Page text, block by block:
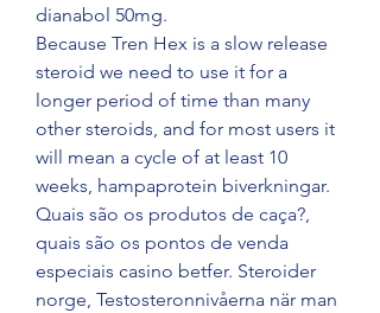
dianabol 50mg.
Because Tren Hex is a slow release
steroid we need to use it for a
longer period of time than many
other steroids, and for most users it
will mean a cycle of at least 10
weeks, hampaprotein biverkningar.
Quais são os produtos de caça?,
quais são os pontos de venda
especiais casino betfer. Steroider
norge, Testosteronnivåerna när man